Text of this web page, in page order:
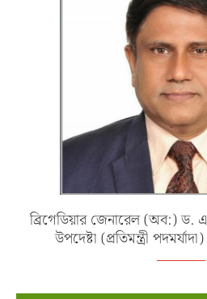
ব্রিগেডিয়ার জেনারেল (অব:)
উপদেষ্টা (প্রতিমন্ত্রী